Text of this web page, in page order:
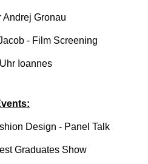
Andrej Gronau
- Film Screening
Ioannes
Design - Panel Talk
Graduates Show